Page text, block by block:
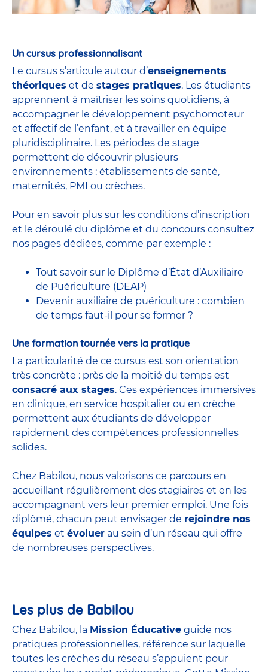
Un cursus professionnalisant
Le cursus s’articule autour d’enseignements
théoriques et de stages pratiques. Les étudiants
apprennent à maîtriser les soins quotidiens, à
accompagner le développement psychomoteur
et affectif de l’enfant, et à travailler en équipe
pluridisciplinaire. Les périodes de stage
permettent de découvrir plusieurs
environnements : établissements de santé,
maternités, PMI ou crèches.
Pour en savoir plus sur les conditions d’inscription
et le déroulé du diplôme et du concours consultez
nos pages dédiées, comme par exemple :
Tout savoir sur le Diplôme d’État d’Auxiliaire
de Puériculture (DEAP)
Devenir auxiliaire de puériculture : combien
de temps faut-il pour se former ?
Une formation tournée vers la pratique
La particularité de ce cursus est son orientation
très concrète : près de la moitié du temps est
consacré aux stages. Ces expériences immersives
en clinique, en service hospitalier ou en crèche
permettent aux étudiants de développer
rapidement des compétences professionnelles
solides.
Chez Babilou, nous valorisons ce parcours en
accueillant régulièrement des stagiaires et en les
accompagnant vers leur premier emploi. Une fois
diplômé, chacun peut envisager de rejoindre nos
équipes et évoluer au sein d’un réseau qui offre
de nombreuses perspectives.
Les plus de Babilou
Chez Babilou, la Mission Éducative guide nos
pratiques professionnelles, référence sur laquelle
toutes les crèches du réseau s’appuient pour